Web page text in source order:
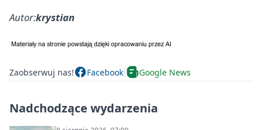
Autor:krystian
Zaobserwuj nas! Facebook Google News
Nadchodzące wydarzenia